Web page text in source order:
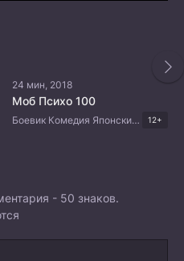
24 мин, 2018
Моб Психо 100
Боевик Комедия Японские дорамы 12+
- 50 знаков.